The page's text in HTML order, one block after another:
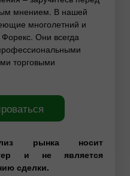
мнением. В нашей
многолетний и
Они всегда
торговыми
рынка носит
и не является
сделки.